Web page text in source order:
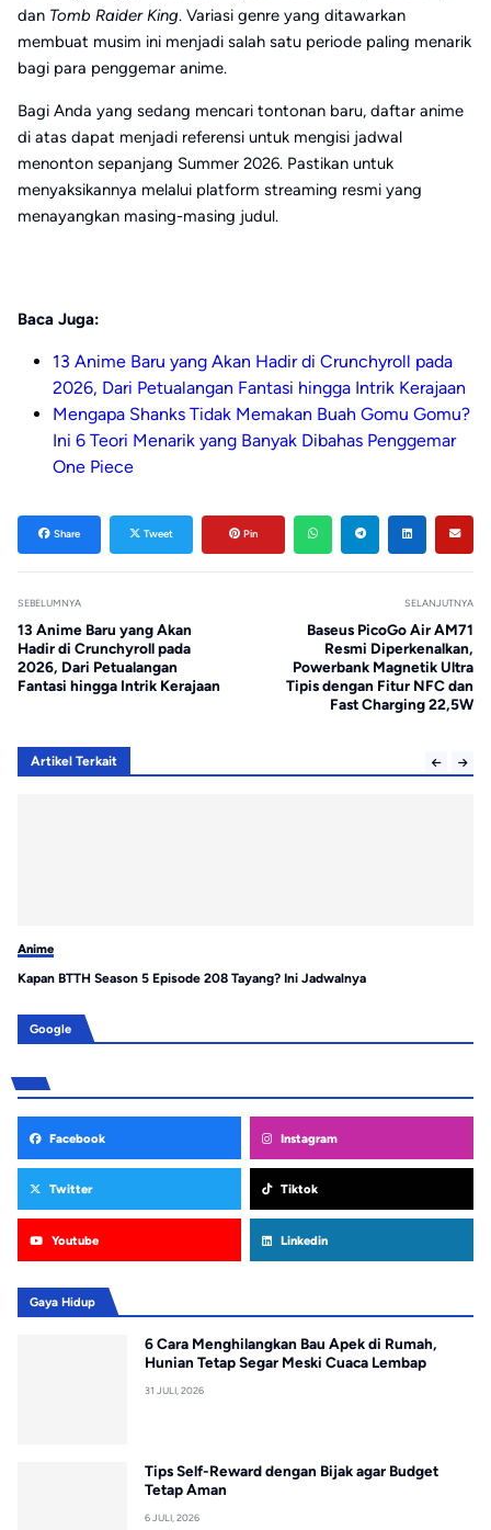
dan Tomb Raider King. Variasi genre yang ditawarkan
membuat musim ini menjadi salah satu periode paling menarik
bagi para penggemar anime.
Bagi Anda yang sedang mencari tontonan baru, daftar anime
di atas dapat menjadi referensi untuk mengisi jadwal
menonton sepanjang Summer 2026. Pastikan untuk
menyaksikannya melalui platform streaming resmi yang
menayangkan masing-masing judul.
Baca Juga:
13 Anime Baru yang Akan Hadir di Crunchyroll pada
2026, Dari Petualangan Fantasi hingga Intrik Kerajaan
Mengapa Shanks Tidak Memakan Buah Gomu Gomu?
Ini 6 Teori Menarik yang Banyak Dibahas Penggemar
One Piece
Share Tweet Pin
SEBELUMNYA
13 Anime Baru yang Akan
Hadir di Crunchyroll pada
2026, Dari Petualangan
Fantasi hingga Intrik Kerajaan
SELANJUTNYA
Baseus PicoGo Air AM71
Resmi Diperkenalkan,
Powerbank Magnetik Ultra
Tipis dengan Fitur NFC dan
Fast Charging 22,5W
Artikel Terkait
Anime
Kapan BTTH Season 5 Episode 208 Tayang? Ini Jadwalnya
Google
Facebook Instagram
Twitter Tiktok
Youtube Linkedin
Gaya Hidup
6 Cara Menghilangkan Bau Apek di Rumah,
Hunian Tetap Segar Meski Cuaca Lembap
31 JULI, 2026
Tips Self-Reward dengan Bijak agar Budget
Tetap Aman
6 JULI, 2026